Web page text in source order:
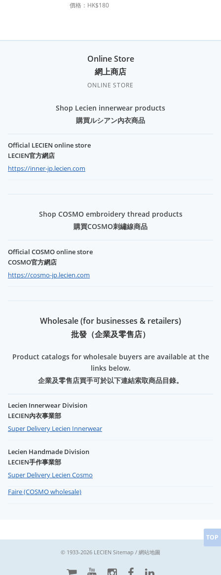
價格：HK$180
Online Store
網上商店
ONLINE STORE
Shop Lecien innerwear products
購買ルシアン內衣商品
Official LECIEN online store
LECIEN官方網店
https://inner-jp.lecien.com
Shop COSMO embroidery thread products
購買COSMO刺繡線商品
Official COSMO online store
COSMO官方網店
https://cosmo-jp.lecien.com
Wholesale (for businesses & retailers)
批發（企業及零售店）
Product catalogs for wholesale buyers are available at the
links below.
企業及零售店買手可於以下連結索取商品目錄。
Lecien Innerwear Division
LECIEN內衣事業部
Super Delivery Lecien Innerwear
Lecien Handmade Division
LECIEN手作事業部
Super Delivery Lecien Cosmo
Faire (COSMO wholesale)
© 1933-2026 LECIEN Sitemap / 網站地圖
TOP